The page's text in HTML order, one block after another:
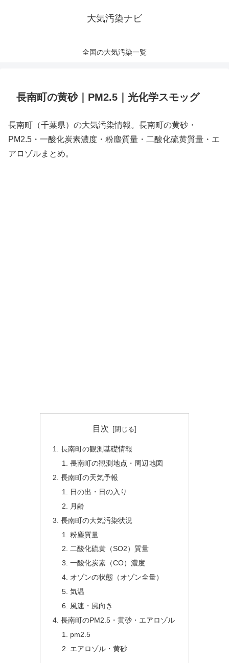
大気汚染ナビ
全国の大気汚染一覧
長南町の黄砂｜PM2.5｜光化学スモッグ
長南町（千葉県）の大気汚染情報。長南町の黄砂・
PM2.5・一酸化炭素濃度・粉塵質量・二酸化硫黄質量・エ
アロゾルまとめ。
目次
長南町の観測基礎情報
長南町の観測地点・周辺地図
長南町の天気予報
日の出・日の入り
月齢
長南町の大気汚染状況
粉塵質量
二酸化硫黄（SO2）質量
一酸化炭素（CO）濃度
オゾンの状態（オゾン全量）
気温
風速・風向き
長南町のPM2.5・黄砂・エアロゾル
pm2.5
エアロゾル・黄砂